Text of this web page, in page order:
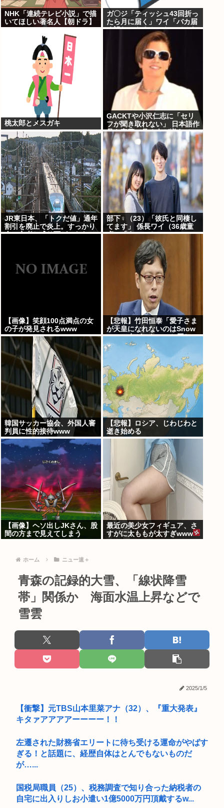
NHK「連続テレビ小説」で描
いてほしい著名人【朝ドラ】
ガ〇ジ「ティッシュ43回折っ
たら月に届く」ワイ「バカ届
く訳ねーやろ！ｗやってみた
桃太郎とメスガキ
GACKTや小沢仁志に「セリ
フが聞き取れない」 日本語作
品を字幕で見る人が増えてい
る背景
JR東日本、「トクだ値」通年
割引を廃止で炎上。すっかり
金の亡者と成り下がったな
部下♀（23）「彼氏と同棲し
てます」 係長ワイ（36歳童
貞）「えっ…？」
【画像】笑顔100点満点の女
の子が発見されるwww
【悲報】竹田恒泰「愛子さま
が天皇になれないのはSnow
Manに女がいないのと同じ」
X民「養子案はSnow Manに
竹田恒泰が入るようなもの」
韓国サッカー協会、外国人審
判員に性的接待www
【悲報】ロシア、じわじわと
逝き始める
【画像】ヘソ出しJKさん、股
間の方まで見えてしまう
最近の美少女フィギュア、さ
すがに太ももが太すぎwww
ホーム ニュー速＋
青森の記録的大雪、「線状降雪
帯」関係か 海面水温上昇などで
雪雲
2025/1/5
【衝撃】元TBS山本里菜アナ（32）、『重大発表』
キタァアアアアーーーー！！
左遷された財務省エリートに待ち受ける運命がやばす
ぎる！と話題に、経歴自体はとんでもないものだ
が…...
国税局職員（25）、税務調査で知り合った納税者の
自宅に出入りしお小遣い1億5000万円頂戴するw...